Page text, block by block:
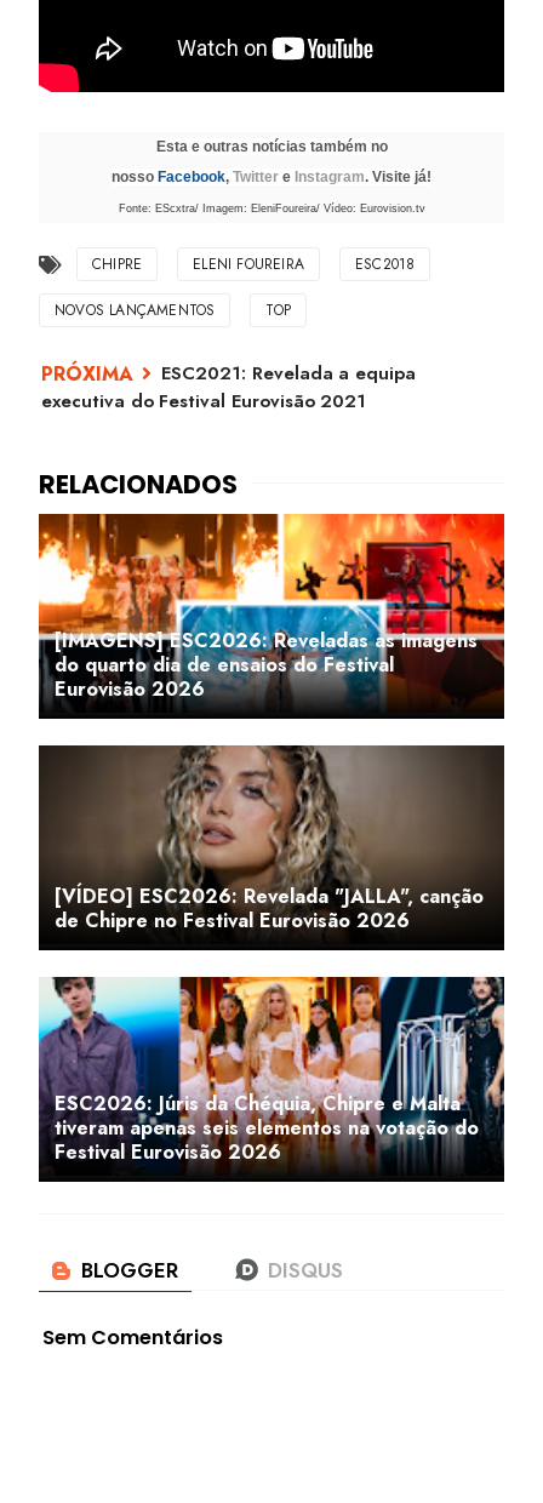
Esta e outras notícias também no
nosso Facebook, Twitter e Instagram. Visite já!
Fonte: EScxtra/ Imagem: EleniFoureira/ Vídeo: Eurovision.tv
CHIPRE ELENI FOUREIRA ESC2018
NOVOS LANÇAMENTOS TOP
ESC2021: Revelada a equipa
executiva do Festival Eurovisão 2021
[IMAGENS] ESC2026: Reveladas as imagens
do quarto dia de ensaios do Festival
Eurovisão 2026
[VÍDEO] ESC2026: Revelada "JALLA", canção
de Chipre no Festival Eurovisão 2026
ESC2026: Júris da Chéquia, Chipre e Malta
tiveram apenas seis elementos na votação do
Festival Eurovisão 2026
Sem Comentários